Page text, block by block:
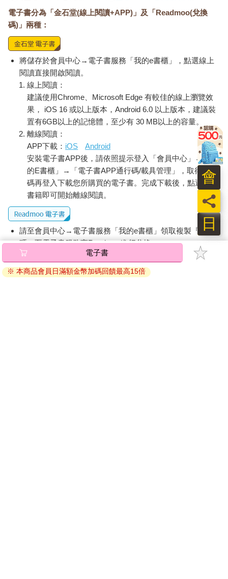
電子書分為「金石堂(線上閱讀+APP)」及「Readmoo(兌換
碼)」兩種：
將儲存於會員中心→電子書服務「我的e書櫃」，點選線上
閱讀直接開啟閱讀。
線上閱讀：
建議使用Chrome、Microsoft Edge 有較佳的線上瀏覽效
果， iOS 16 或以上版本，Android 6.0 以上版本，建議裝
置有6GB以上的記憶體，至少有 30 MB以上的容量。
離線閱讀：
APP下載： iOS
Android
安裝電子書APP後，請依照提示登入「會員中心」→「我
的E書櫃」→「電子書APP通行碼/載具管理」，取得通行
碼再登入下載您所購買的電子書。完成下載後，點選任一
書籍即可開始離線閱讀。
請至會員中心→電子書服務「我的e書櫃」領取複製『兌換
碼』至電子書服務商Readmoo進行兌換。
退換貨須知：
因版權保護，您在金石堂所購買的電子書僅能以金石堂專屬
電子書
※ 本商品會員日滿額金幣加碼回饋最高15倍
日
員
會